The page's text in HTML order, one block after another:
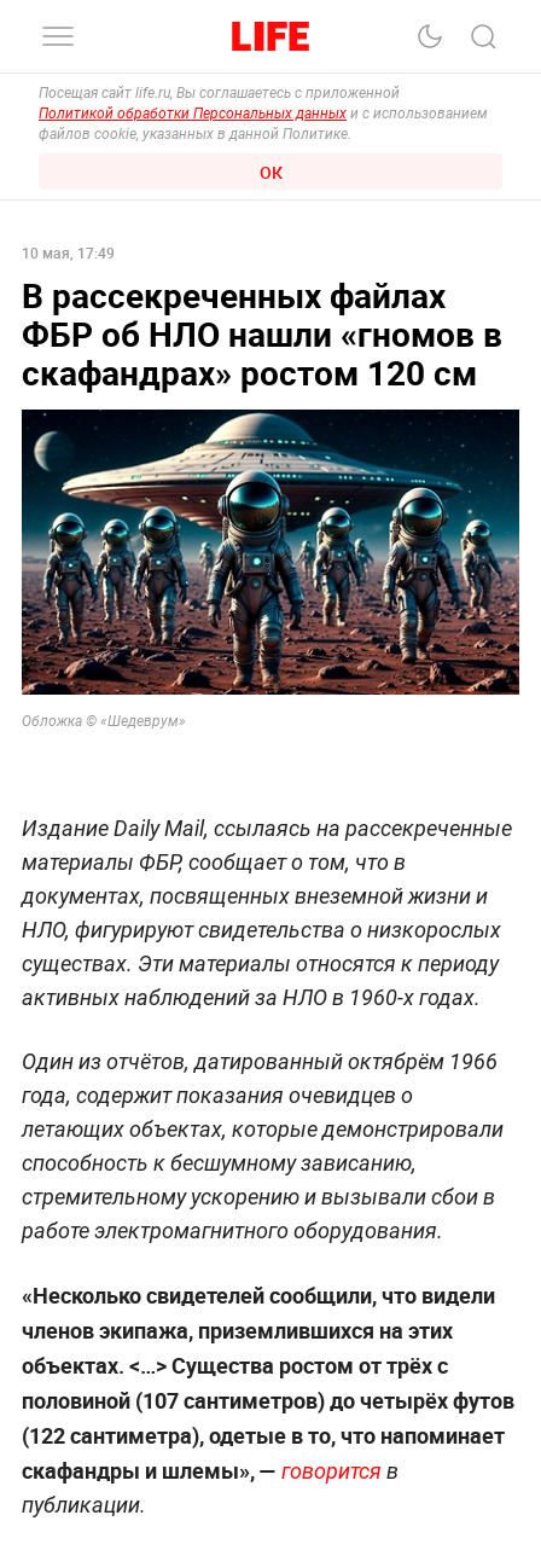
Посещая сайт life.ru, Вы соглашаетесь с приложенной
Политикой обработки Персональных данных и с использованием
файлов cookie, указанных в данной Политике.
ОК
10 мая, 17:49
В рассекреченных файлах
ФБР об НЛО нашли «гномов в
скафандрах» ростом 120 см
Обложка © «Шедеврум»
Издание Daily Mail, ссылаясь на рассекреченные
материалы ФБР, сообщает о том, что в
документах, посвященных внеземной жизни и
НЛО, фигурируют свидетельства о низкорослых
существах. Эти материалы относятся к периоду
активных наблюдений за НЛО в 1960-х годах.
Один из отчётов, датированный октябрём 1966
года, содержит показания очевидцев о
летающих объектах, которые демонстрировали
способность к бесшумному зависанию,
стремительному ускорению и вызывали сбои в
работе электромагнитного оборудования.
«Несколько свидетелей сообщили, что видели
членов экипажа, приземлившихся на этих
объектах. <…> Существа ростом от трёх с
половиной (107 сантиметров) до четырёх футов
(122 сантиметра), одетые в то, что напоминает
скафандры и шлемы», — говорится в
публикации.